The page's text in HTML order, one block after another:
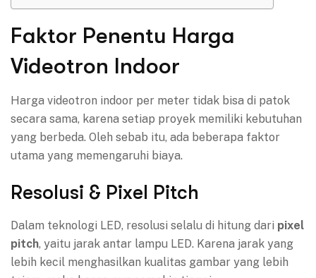
Faktor Penentu Harga
Videotron Indoor
Harga videotron indoor per meter tidak bisa di patok
secara sama, karena setiap proyek memiliki kebutuhan
yang berbeda. Oleh sebab itu, ada beberapa faktor
utama yang memengaruhi biaya.
Resolusi & Pixel Pitch
Dalam teknologi LED, resolusi selalu di hitung dari pixel
pitch, yaitu jarak antar lampu LED. Karena jarak yang
lebih kecil menghasilkan kualitas gambar yang lebih